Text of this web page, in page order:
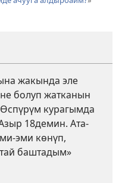
жакында эле
болуп жатканын
курагымда
18демин. Ата-
эми көнүп,
баштадым»